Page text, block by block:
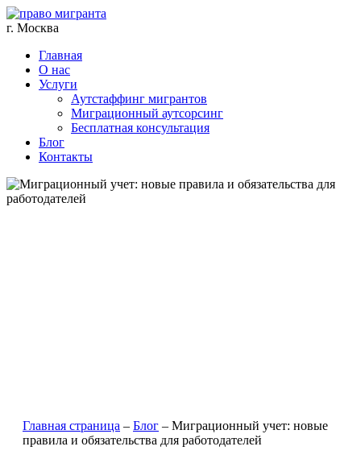
г. Москва
Главная
О нас
Услуги
Аутстаффинг мигрантов
Миграционный аутсорсинг
Бесплатная консультация
Блог
Контакты
Главная страница – Блог – Миграционный учет: новые
правила и обязательства для работодателей